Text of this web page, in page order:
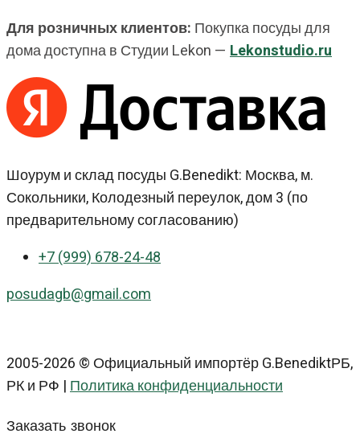
Для розничных клиентов: Покупка посуды для
дома доступна в Студии Lekon — Lekonstudio.ru
Шоурум и склад посуды G.Benedikt: Москва, м.
Сокольники, Колодезный переулок, дом 3 (по
предварительному согласованию)
+7 (999) 678-24-48
posudagb@gmail.com
2005-2026 © Официальный импортёр G.BenediktРБ,
РК и РФ |Политика конфиденциальности
Заказать звонок